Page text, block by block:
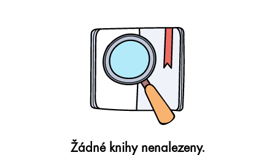
Žádné knihy nenalezeny.